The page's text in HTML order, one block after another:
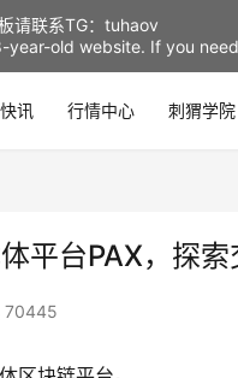
讯 行情中心 刺猬学院
平台PAX，探
70445
请联系TG：tuhaov
old website. If you